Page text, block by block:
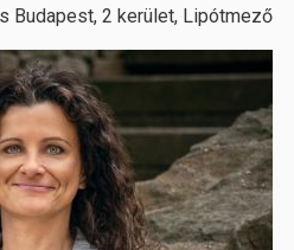
Budapest, 2 kerület, Lipótmező